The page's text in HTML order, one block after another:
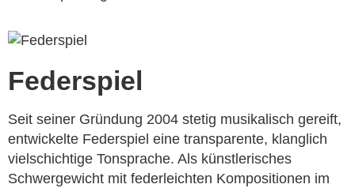
Federspiel
Seit seiner Gründung 2004 stetig musikalisch gereift,
entwickelte Federspiel eine transparente, klanglich
vielschichtige Tonsprache. Als künstlerisches
Schwergewicht mit federleichten Kompositionen im